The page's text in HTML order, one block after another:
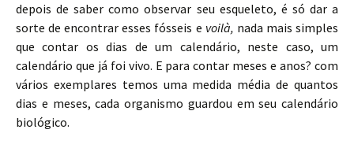
depois de saber como observar seu esqueleto, é só dar a
sorte de encontrar esses fósseis e voilà, nada mais simples
que contar os dias de um calendário, neste caso, um
calendário que já foi vivo. E para contar meses e anos? com
vários exemplares temos uma medida média de quantos
dias e meses, cada organismo guardou em seu calendário
biológico.